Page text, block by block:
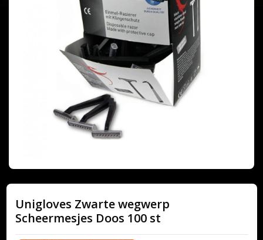
Unigloves Zwarte wegwerp
Scheermesjes Doos 100 st